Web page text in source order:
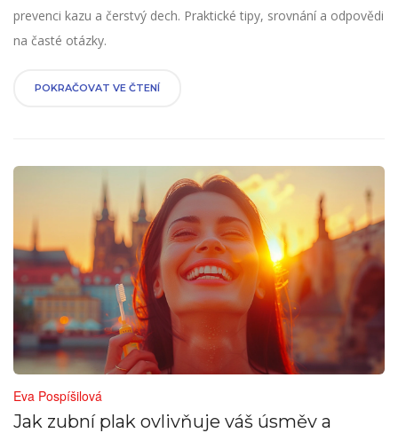
prevenci kazu a čerstvý dech. Praktické tipy, srovnání a odpovědi
na časté otázky.
POKRAČOVAT VE ČTENÍ
Eva Pospíšilová
Jak zubní plak ovlivňuje váš úsměv a